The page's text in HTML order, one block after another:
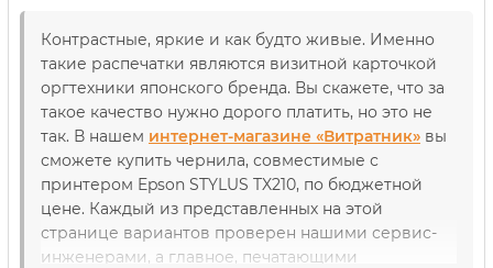
Контрастные, яркие и как будто живые. Именно
такие распечатки являются визитной карточкой
оргтехники японского бренда. Вы скажете, что за
такое качество нужно дорого платить, но это не
так. В нашем интернет-магазине «Витратник» вы
сможете купить чернила, совместимые с
принтером Epson STYLUS TX210, по бюджетной
цене. Каждый из представленных на этой
странице вариантов проверен нашими сервис-
инженерами, а главное, печатающими